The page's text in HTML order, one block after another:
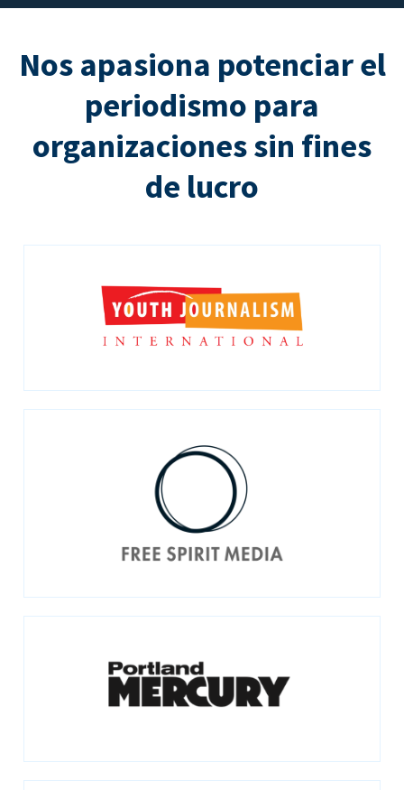
Nos apasiona potenciar el
periodismo para
organizaciones sin fines
de lucro